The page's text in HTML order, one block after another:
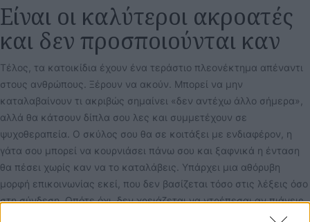
Είναι οι καλύτεροι ακροατές
και δεν προσποιούνται καν
Τέλος, τα κατοικίδια έχουν ένα τεράστιο πλεονέκτημα απέναντι
στους ανθρώπους. Ξέρουν να ακούν. Μπορεί να μην
καταλαβαίνουν τι ακριβώς σημαίνει «δεν αντέχω άλλο σήμερα»,
αλλά θα κάτσουν δίπλα σου λες και συμμετέχουν σε
ψυχοθεραπεία. Ο σκύλος σου θα σε κοιτάξει με ενδιαφέρον, η
γάτα σου μπορεί να κουρνιάσει πάνω σου και ξαφνικά η ένταση
θα πέσει χωρίς καν να το καταλάβεις. Υπάρχει μια αθόρυβη
μορφή επικοινωνίας εκεί, που δεν βασίζεται τόσο στις λέξεις όσο
στη σύνδεση. Οπότε όχι, δεν χρειάζεται να ντρέπεσαι αν πιάνεις